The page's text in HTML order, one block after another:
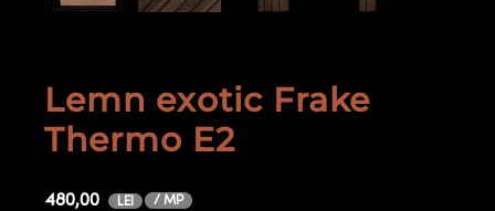
Lemn exotic Frake
Thermo E2
480,00 LEI / MP